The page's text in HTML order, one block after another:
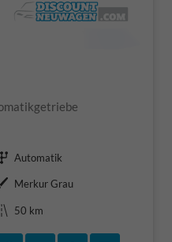
Getriebe Automatik
Außenfarbe Merkur Grau
Kilometerstand 50 km